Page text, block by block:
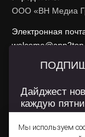
ООО «ВН Медиа
Электронная
При
Сайт использует
использования
Мы используем
Дайджест
каждую